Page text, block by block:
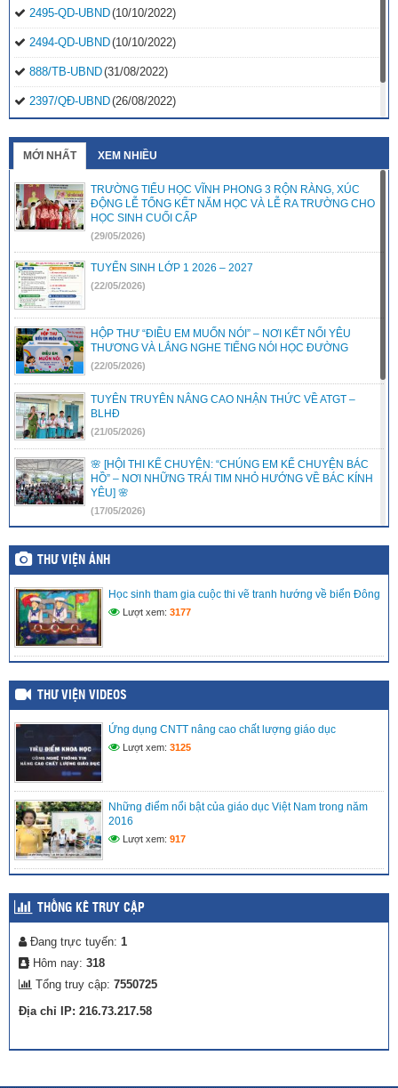
2495-QD-UBND(10/10/2022)
2494-QD-UBND(10/10/2022)
888/TB-UBND(31/08/2022)
2397/QĐ-UBND(26/08/2022)
MỚI NHẤT XEM NHIỀU
TRƯỜNG TIỂU HỌC VĨNH PHONG 3 RỘN RÀNG, XÚC
ĐỘNG LỄ TỔNG KẾT NĂM HỌC VÀ LỄ RA TRƯỜNG CHO
HỌC SINH CUỐI CẤP
(29/05/2026)
TUYỂN SINH LỚP 1 2026 – 2027
(22/05/2026)
HỘP THƯ “ĐIỀU EM MUỐN NÓI” – NƠI KẾT NỐI YÊU
THƯƠNG VÀ LẮNG NGHE TIẾNG NÓI HỌC ĐƯỜNG
(22/05/2026)
TUYÊN TRUYÊN NÂNG CAO NHẬN THỨC VỀ ATGT –
BLHĐ
(21/05/2026)
🌸 [HỘI THI KỂ CHUYỆN: “CHÚNG EM KỂ CHUYỆN BÁC
HỒ” – NƠI NHỮNG TRÁI TIM NHỎ HƯỚNG VỀ BÁC KÍNH
YÊU] 🌸
(17/05/2026)
LIÊN ĐỘI TRƯỜNG TIỂU HỌC VĨNH PHONG 3 RỘN RÀNG
RA MẮT CÂU LẠC BỘ VĂN NGHỆ – ƯƠM MẦM TÀI NĂNG
(15/05/2026)
LIÊN ĐỘI TRƯỜNG TIỂU HỌC VĨNH PHONG 3 TRAO TẶNG
QUÀ HỖ TRỢ CHO THIẾU NHI CÓ HOÀN CẢNH KHÓ
KHĂN
MÔ HÌNH TRẢI NGHIỆM SÁNG TẠO: “CHẮP CÁNH TÀI
NĂNG NHÍ TRÊN NỀN TẢNG SỐ” TẠI LIÊN ĐỘI TIỂU HỌC
VĨNH PHONG 3 NĂM 2025 – 2026
(27/04/2026)
THƯ VIỆN ẢNH
Học sinh tham gia cuộc thi vẽ tranh hướng về biển Đông
Lượt xem: 3177
THƯ VIỆN VIDEOS
Ứng dụng CNTT nâng cao chất lượng giáo dục
Lượt xem: 3125
Những điểm nổi bật của giáo dục Việt Nam trong năm
2016
Lượt xem: 917
THỐNG KÊ TRUY CẬP
Đang trực tuyến: 1
Hôm nay: 318
Tổng truy cập: 7550725
Địa chỉ IP: 216.73.217.58